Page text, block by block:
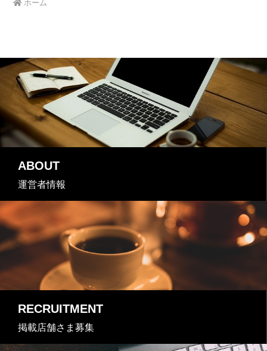
ホーム
ABOUT
運営者情報
RECRUITMENT
掲載店舗さま募集